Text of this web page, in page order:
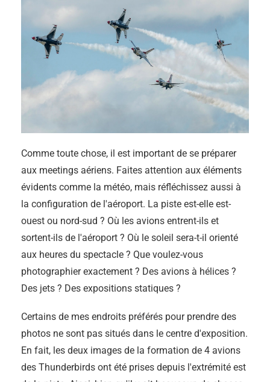
Comme toute chose, il est important de se préparer
aux meetings aériens. Faites attention aux éléments
évidents comme la météo, mais réfléchissez aussi à
la configuration de l'aéroport. La piste est-elle est-
ouest ou nord-sud ? Où les avions entrent-ils et
sortent-ils de l'aéroport ? Où le soleil sera-t-il orienté
aux heures du spectacle ? Que voulez-vous
photographier exactement ? Des avions à hélices ?
Des jets ? Des expositions statiques ?
Certains de mes endroits préférés pour prendre des
photos ne sont pas situés dans le centre d'exposition.
En fait, les deux images de la formation de 4 avions
des Thunderbirds ont été prises depuis l'extrémité est